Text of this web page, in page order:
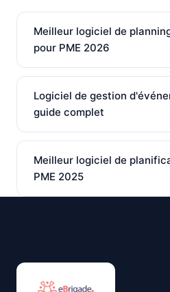
Meilleur logiciel de
pour PME 2026
Logiciel de gestion
guide complet
Meilleur logiciel de
PME 2025